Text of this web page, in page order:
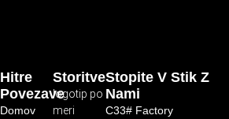
Storitve
logotip po
meri
Hitre
Povezave
Domov
Stopite V Stik Z
Nami
C33# Factory